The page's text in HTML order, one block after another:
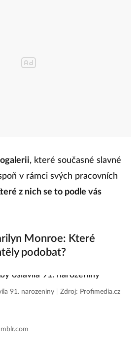
, které současné slavné
v rámci svých pracovních
z nich se to podle vás
Monroe: Které
podobat?
91. narozeniny Zdroj: Profimedia.cz